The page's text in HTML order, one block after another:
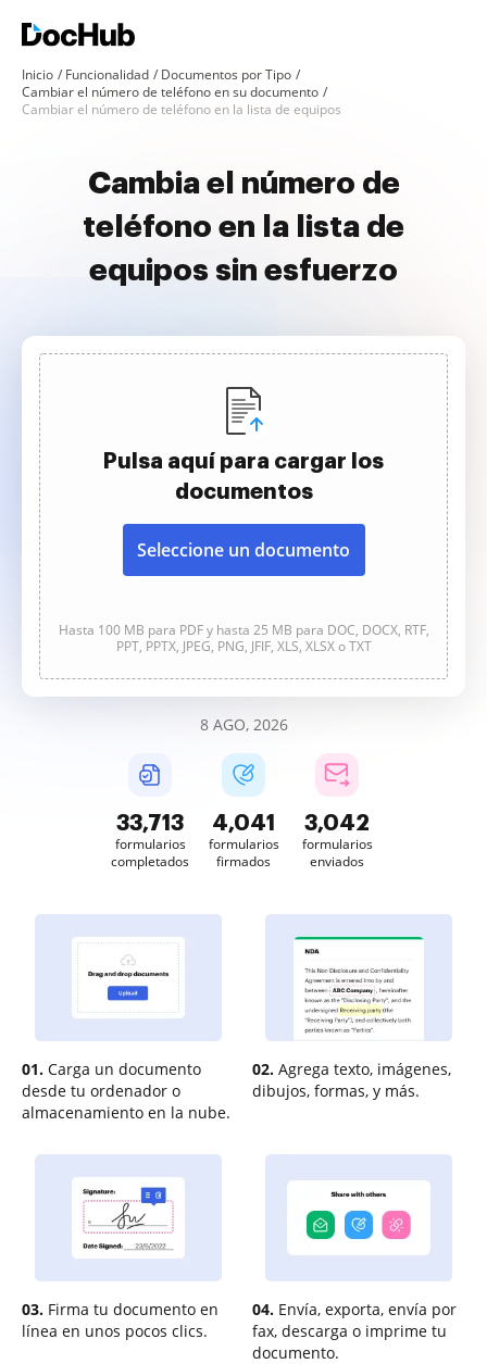
Inicio Funcionalidad
Documentos por Tipo
Cambiar el número de teléfono en su documento
Cambiar el número de teléfono en la lista de equipos
Cambia el número de
teléfono en la lista de
equipos sin esfuerzo
Pulsa aquí para cargar los
documentos
Seleccione un documento
Hasta 100 MB para PDF y hasta 25 MB para DOC, DOCX, RTF,
PPT, PPTX, JPEG, PNG, JFIF, XLS, XLSX o TXT
8 AGO, 2026
33,713
formularios
completados
4,041
formularios
firmados
3,042
formularios
enviados
01. Carga un documento
desde tu ordenador o
almacenamiento en la nube.
02. Agrega texto, imágenes,
dibujos, formas, y más.
03. Firma tu documento en
línea en unos pocos clics.
04. Envía, exporta, envía por
fax, descarga o imprime tu
documento.